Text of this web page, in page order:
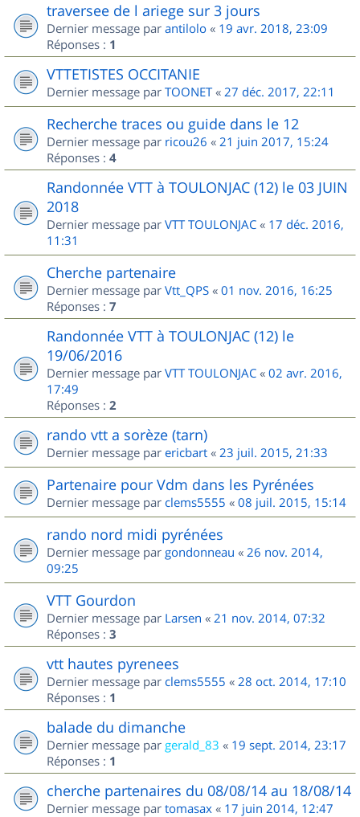
traversee de l ariege sur 3 jours
Dernier message par antilolo « 19 avr. 2018, 23:09
Réponses : 1
VTTETISTES OCCITANIE
Dernier message par TOONET« 27 déc. 2017, 22:11
Recherche traces ou guide dans le 12
Dernier message par ricou26 « 21 juin 2017, 15:24
Réponses : 4
Randonnée VTT à TOULONJAC (12) le 03 JUIN
2018
Dernier message par VTT TOULONJAC « 17 déc. 2016,
11:31
Cherche partenaire
Dernier message par Vtt_QPS « 01 nov. 2016, 16:25
Réponses : 7
Randonnée VTT à TOULONJAC (12) le
19/06/2016
Dernier message par VTT TOULONJAC « 02 avr. 2016,
17:49
Réponses : 2
rando vtt a sorèze (tarn)
Dernier message par ericbart « 23 juil. 2015, 21:33
Partenaire pour Vdm dans les Pyrénées
Dernier message par clems5555 « 08 juil. 2015, 15:14
rando nord midi pyrénées
Dernier message par gondonneau « 26 nov. 2014,
09:25
VTT Gourdon
Dernier message par Larsen « 21 nov. 2014, 07:32
Réponses : 3
vtt hautes pyrenees
Dernier message par clems5555 « 28 oct. 2014, 17:10
Réponses : 1
balade du dimanche
Dernier message par gerald_83 « 19 sept. 2014, 23:17
Réponses : 1
cherche partenaires du 08/08/14 au 18/08/14
Dernier message par tomasax « 17 juin 2014, 12:47